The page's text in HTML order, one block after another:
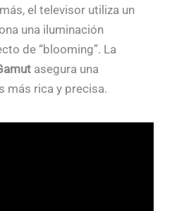
el televisor utiliza un
una iluminación
de “blooming”. La
asegura una
más rica y precisa.